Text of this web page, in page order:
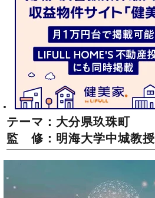
テーマ：大分県玖珠町
監 修：明海大学中城教授